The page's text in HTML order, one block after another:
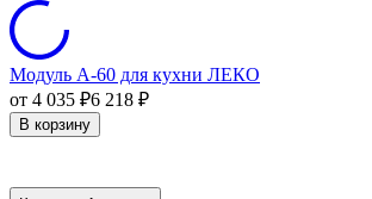
Модуль А-60 для кухни ЛЕКО
от 4 035 ₽6 218 ₽
В корзину